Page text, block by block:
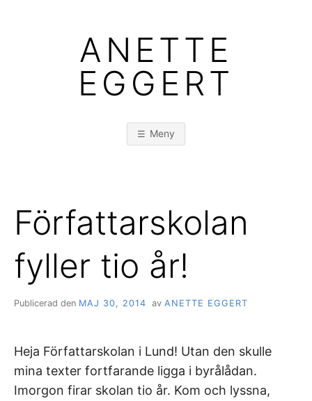
ANETTE
EGGERT
Meny
Författarskolan
fyller tio år!
Publicerad den MAJ 30, 2014 av ANETTE EGGERT
Heja Författarskolan i Lund! Utan den skulle
mina texter fortfarande ligga i byrålådan.
Imorgon firar skolan tio år. Kom och lyssna,